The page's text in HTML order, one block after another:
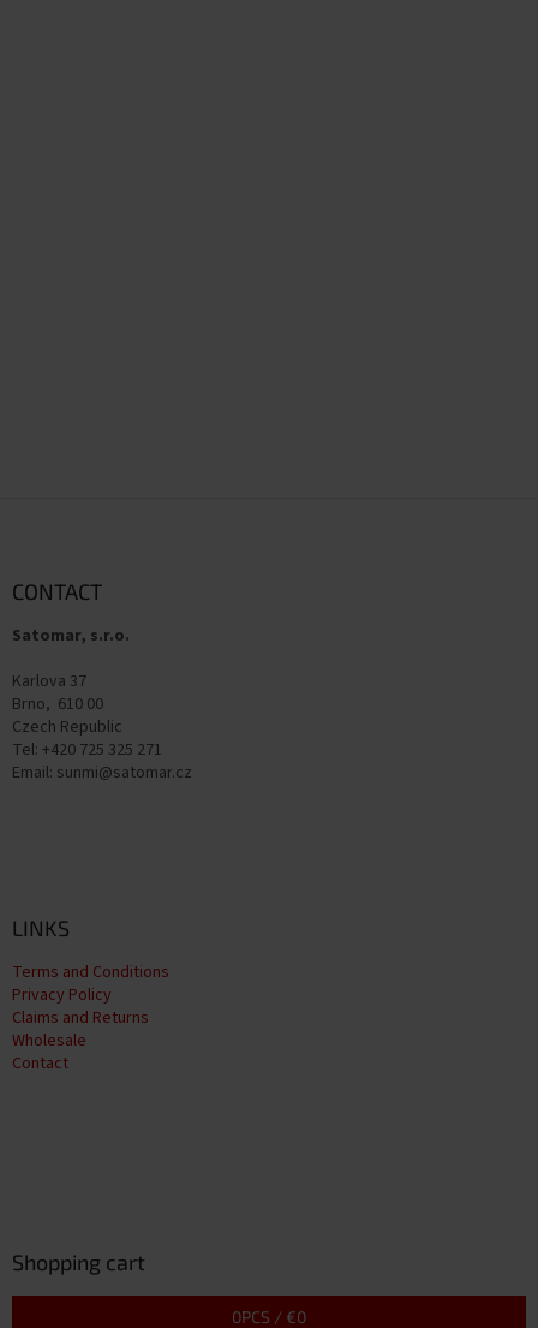
CONTACT
Satomar, s.r.o.
Karlova 37
Brno, 610 00
Czech Republic
Tel: +420 725 325 271
Email: sunmi@satomar.cz
LINKS
Terms and Conditions
Privacy Policy
Claims and Returns
Wholesale
Contact
Shopping cart
0PCS / €0